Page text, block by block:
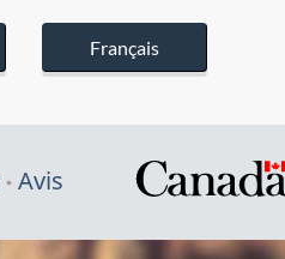
Français
Avis